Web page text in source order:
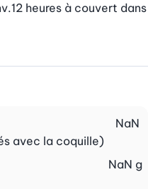
heures à couvert dans
avec la coquille)
NaN
NaN g